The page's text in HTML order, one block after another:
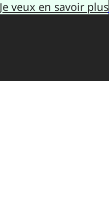
Je veux en savoir plus